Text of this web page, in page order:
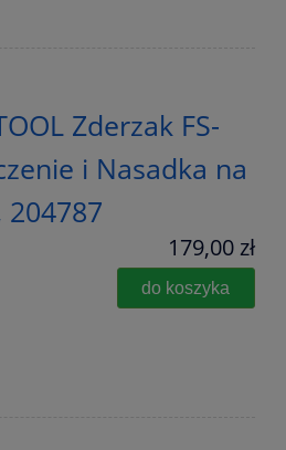
Zderzak FS-
i Nasadka na
204787
179,00 zł
do koszyka